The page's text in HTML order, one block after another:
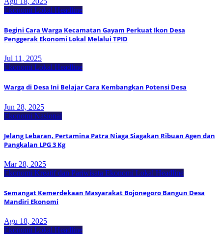
Ekonomi Lokal Headline
Begini Cara Warga Kecamatan Gayam Perkuat Ikon Desa
Penggerak Ekonomi Lokal Melalui TPID
Jul 11, 2025
Ekonomi Lokal Headline
Warga di Desa Ini Belajar Cara Kembangkan Potensi Desa
Jun 28, 2025
Ekonomi Nasional
Jelang Lebaran, Pertamina Patra Niaga Siagakan Ribuan Agen dan
Pangkalan LPG 3 Kg
Mar 28, 2025
Ekonomi Kreatif dan Pariwisata Ekonomi Lokal Headline
Semangat Kemerdekaan Masyarakat Bojonegoro Bangun Desa
Mandiri Ekonomi
Agu 18, 2025
Ekonomi Lokal Headline